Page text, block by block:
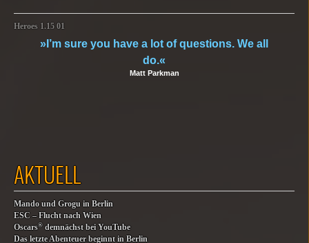
Heroes 1.15 01
»I’m sure you have a lot of questions. We all
do.«
Matt Parkman
AKTUELL
Mando und Grogu in Berlin
ESC – Flucht nach Wien
Oscars® demnächst bei YouTube
Das letzte Abenteuer beginnt in Berlin